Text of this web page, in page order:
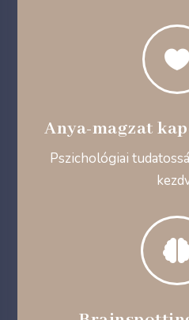

Anya-magzat
Pszichológiai